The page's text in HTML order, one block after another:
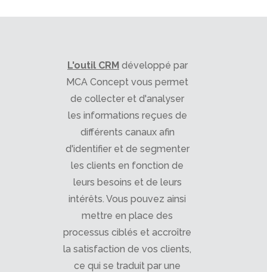
L'outil CRMdéveloppé par
MCA Concept vous permet
de collecter et d'analyser
les informations reçues de
différents canaux afin
d'identifier et de segmenter
les clients en fonction de
leurs besoins et de leurs
intérêts. Vous pouvez ainsi
mettre en place des
processus ciblés et accroître
la satisfaction de vos clients,
ce qui se traduit par une